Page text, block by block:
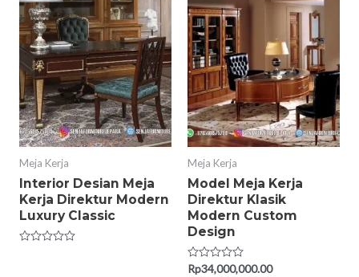
Meja Kerja
Interior Desian Meja
Kerja Direktur Modern
Luxury Classic
Meja Kerja
Model Meja Kerja
Direktur Klasik
Modern Custom
Design
Rated
Rp34,000,000.00